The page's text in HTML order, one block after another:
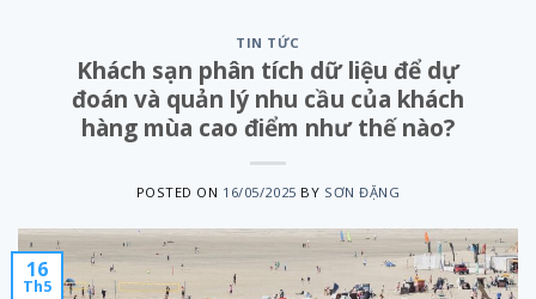
TIN TỨC
Khách sạn phân tích dữ liệu để dự
đoán và quản lý nhu cầu của khách
hàng mùa cao điểm như thế nào?
POSTED ON 16/05/2025 BY SƠN ĐẶNG
16
Th5